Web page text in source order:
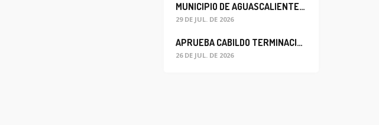
MUNICIPIO DE AGUASCALIENTES REABRE CIRCULACIÓN VEHICULAR EN LA CALLE JOSEFA ORTIZ DE DOMÍNGUEZ
29 DE JUL. DE 2026
APRUEBA CABILDO TERMINACIÓN ANTICIPADA DEL CONTRATO PARA EL PROYECTO DE MODERNIZACIÓN DEL SISTEMA DE ALUMBRADO
26 DE JUL. DE 2026